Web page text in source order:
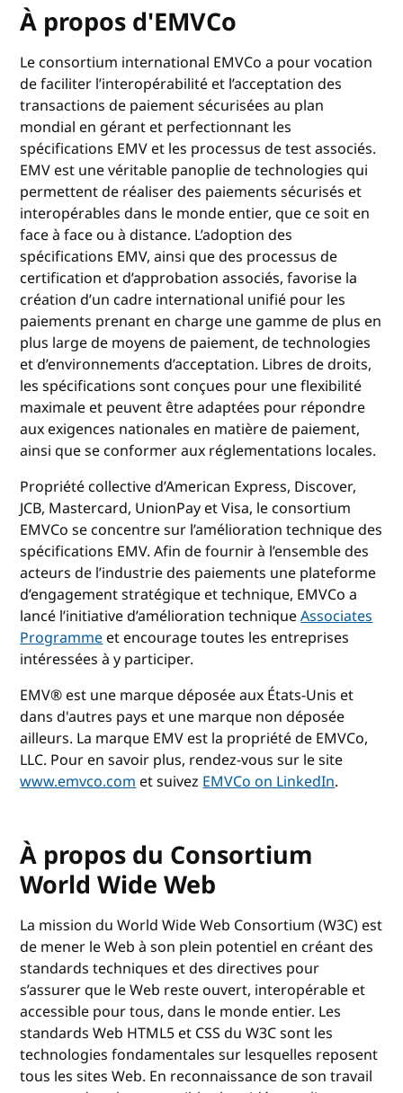
À propos d'EMVCo
Le consortium international EMVCo a pour vocation
de faciliter l’interopérabilité et l’acceptation des
transactions de paiement sécurisées au plan
mondial en gérant et perfectionnant les
spécifications EMV et les processus de test associés.
EMV est une véritable panoplie de technologies qui
permettent de réaliser des paiements sécurisés et
interopérables dans le monde entier, que ce soit en
face à face ou à distance. L’adoption des
spécifications EMV, ainsi que des processus de
certification et d’approbation associés, favorise la
création d’un cadre international unifié pour les
paiements prenant en charge une gamme de plus en
plus large de moyens de paiement, de technologies
et d’environnements d’acceptation. Libres de droits,
les spécifications sont conçues pour une flexibilité
maximale et peuvent être adaptées pour répondre
aux exigences nationales en matière de paiement,
ainsi que se conformer aux réglementations locales.
Propriété collective d’American Express, Discover,
JCB, Mastercard, UnionPay et Visa, le consortium
EMVCo se concentre sur l’amélioration technique des
spécifications EMV. Afin de fournir à l’ensemble des
acteurs de l’industrie des paiements une plateforme
d’engagement stratégique et technique, EMVCo a
lancé l’initiative d’amélioration techniqueAssociates
Programmeet encourage toutes les entreprises
intéressées à y participer.
EMV® est une marque déposée aux États-Unis et
dans d'autres pays et une marque non déposée
ailleurs. La marque EMV est la propriété de EMVCo,
LLC. Pour en savoir plus, rendez-vous sur le site
www.emvco.comet suivezEMVCo on LinkedIn.
À propos du Consortium
World Wide Web
La mission du World Wide Web Consortium (W3C) est
de mener le Web à son plein potentiel en créant des
standards techniques et des directives pour
s’assurer que le Web reste ouvert, interopérable et
accessible pour tous, dans le monde entier. Les
standards Web HTML5 et CSS du W3C sont les
technologies fondamentales sur lesquelles reposent
tous les sites Web. En reconnaissance de son travail